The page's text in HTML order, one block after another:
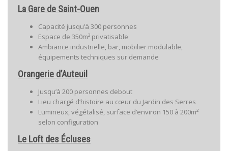
La Gare de Saint-Ouen
Capacité jusqu’à 300 personnes
Espace de 350m² privatisable
Ambiance industrielle, bar, mobilier modulable,
équipements techniques sur demande
Orangerie d’Auteuil
Jusqu’à 200 personnes debout
Lieu chargé d’histoire au cœur du Jardin des Serres
Lumineux, végétalisé, surface d’environ 150 à 200m²
selon configuration
Le Loft des Écluses